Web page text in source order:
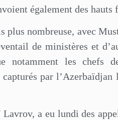
également des hauts
plus nombreuse, avec
de ministères et
notamment les chefs
par l’Azerbaïdjan
a eu lundi des